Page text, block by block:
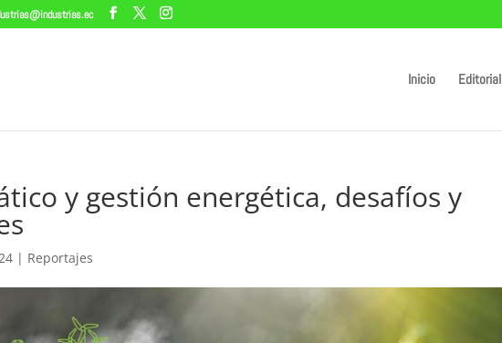
Inicio Editorial
y gestión energética, desafíos y
| Reportajes